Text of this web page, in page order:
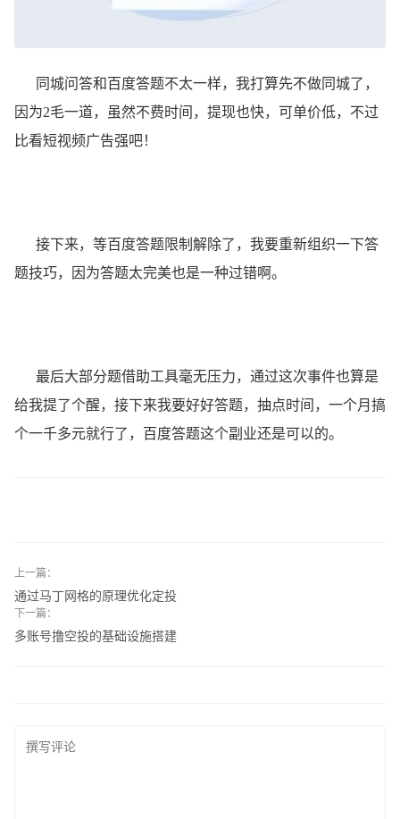
同城问答和百度答题不太一样，我打算先不做同城了，
因为2毛一道，虽然不费时间，提现也快，可单价低，不过
比看短视频广告强吧！
接下来，等百度答题限制解除了，我要重新组织一下答
题技巧，因为答题太完美也是一种过错啊。
最后大部分题借助工具毫无压力，通过这次事件也算是
给我提了个醒，接下来我要好好答题，抽点时间，一个月搞
个一千多元就行了，百度答题这个副业还是可以的。
上一篇：
通过马丁网格的原理优化定投
下一篇：
多账号撸空投的基础设施搭建